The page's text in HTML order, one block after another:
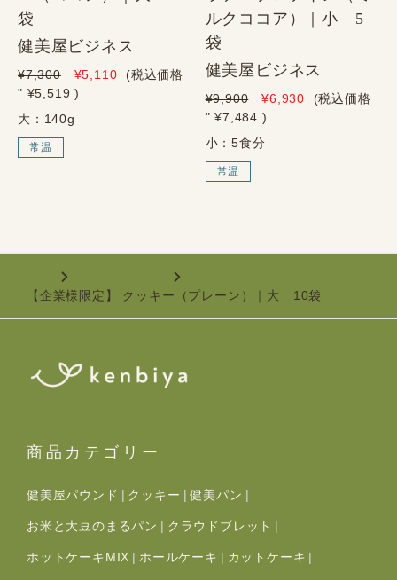
袋
健美屋ビジネス
¥7,300 ¥5,110
(税込価格
" ¥5,519 )
大：140g
常温
ルクココア）｜小 5
袋
健美屋ビジネス
¥9,900 ¥6,930
(税込価格
" ¥7,484 )
小：5食分
常温
【企業様限定】 クッキー（プレーン）｜大 10袋
商品カテゴリー
健美屋パウンド クッキー 健美パン
お米と大豆のまるパン クラウドブレット
ホットケーキMIX ホールケーキ カットケーキ